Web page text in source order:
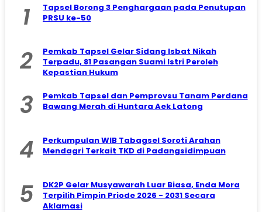
1
Tapsel Borong 3 Penghargaan pada Penutupan
PRSU ke-50
2
Pemkab Tapsel Gelar Sidang Isbat Nikah
Terpadu, 81 Pasangan Suami Istri Peroleh
Kepastian Hukum
3
Pemkab Tapsel dan Pemprovsu Tanam Perdana
Bawang Merah di Huntara Aek Latong
4
Perkumpulan WIB Tabagsel Soroti Arahan
Mendagri Terkait TKD di Padangsidimpuan
5
DK2P Gelar Musyawarah Luar Biasa, Enda Mora
Terpilih Pimpin Priode 2026 - 2031 Secara
Aklamasi